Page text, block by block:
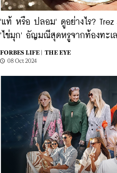
'แท้ หรือ ปลอม' ดูอย่างไร? Trez
'ไข่มุก' อัญมณีสุดหรูจากท้องทะเล
FORBES LIFE |
THE EYE
08 Oct 2024